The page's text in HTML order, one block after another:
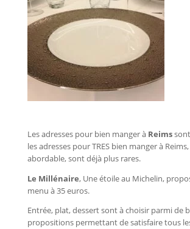
Les adresses pour bien manger à Reims
les adresses pour TRES bien manger à
abordable, sont déjà plus rares.
Le Millénaire, Une étoile au Michelin,
menu à 35 euros.
Entrée, plat, dessert sont à choisir parmi de
propositions permettant de satisfaire tous